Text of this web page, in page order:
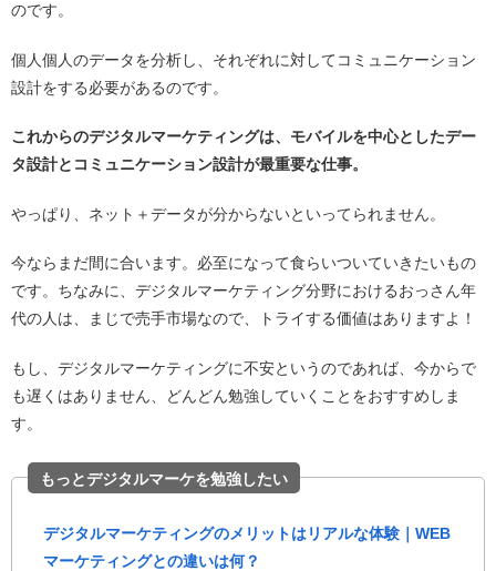
のです。
個人個人のデータを分析し、それぞれに対してコミュニケーション
設計をする必要があるのです。
これからのデジタルマーケティングは、モバイルを中心としたデー
タ設計とコミュニケーション設計が最重要な仕事。
やっぱり、ネット＋データが分からないといってられません。
今ならまだ間に合います。必至になって食らいついていきたいもの
です。ちなみに、デジタルマーケティング分野におけるおっさん年
代の人は、まじで売手市場なので、トライする価値はありますよ！
もし、デジタルマーケティングに不安というのであれば、今からで
も遅くはありません、どんどん勉強していくことをおすすめしま
す。
もっとデジタルマーケを勉強したい
デジタルマーケティングのメリットはリアルな体験｜WEB
マーケティングとの違いは何？